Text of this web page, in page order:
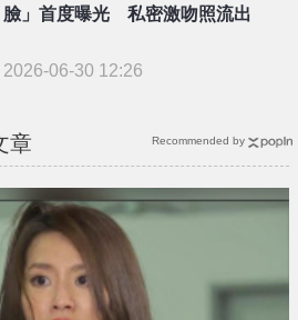
臉」首度曝光 私密激吻照流出
2026-06-30 12:26
章 Recommended by